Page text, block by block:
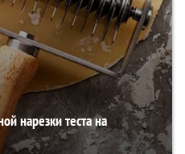
нарезки теста на